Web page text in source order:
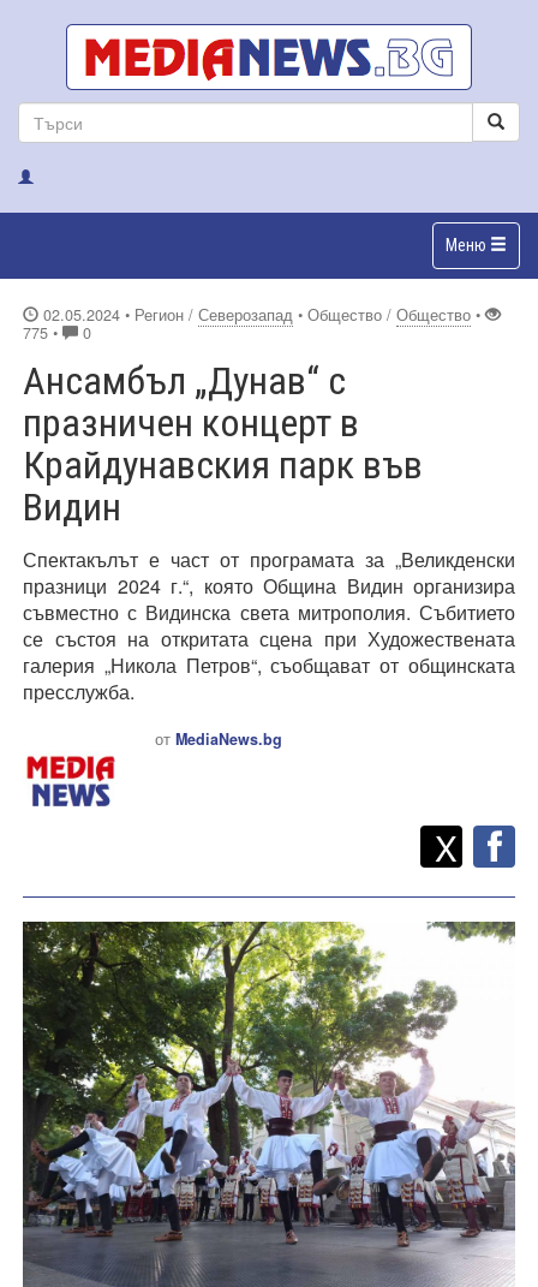
Меню
02.05.2024 • Регион / Северозапад • Общество / Общество •
775 •
0
Ансамбъл „Дунав“ с
празничен концерт в
Крайдунавския парк във
Видин
Спектакълът е част от програмата за „Великденски
празници 2024 г.“, която Община Видин организира
съвместно с Видинска света митрополия. Събитието
се състоя на откритата сцена при Художествената
галерия „Никола Петров“, съобщават от общинската
пресслужба.
от MediaNews.bg
Споделете
X